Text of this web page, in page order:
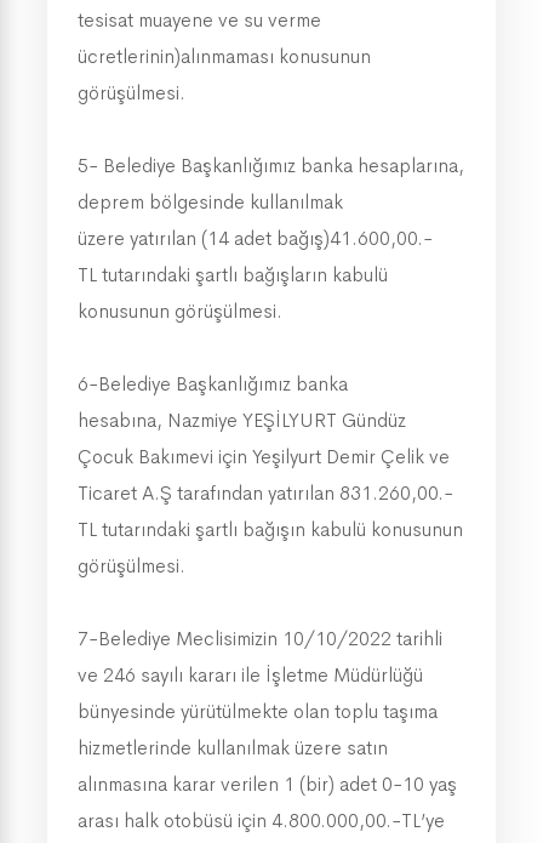
tesisat muayene ve su verme
ücretlerinin)alınmaması konusunun
görüşülmesi.
5- Belediye Başkanlığımız banka hesaplarına,
deprem bölgesinde kullanılmak
üzere yatırılan (14 adet bağış)41.600,00.-
TL tutarındaki şartlı bağışların kabulü
konusunun görüşülmesi.
6-Belediye Başkanlığımız banka
hesabına, Nazmiye YEŞİLYURT Gündüz
Çocuk Bakımevi için Yeşilyurt Demir Çelik ve
Ticaret A.Ş tarafından yatırılan 831.260,00.-
TL tutarındaki şartlı bağışın kabulü konusunun
görüşülmesi.
7-Belediye Meclisimizin 10/10/2022 tarihli
ve 246 sayılı kararı ile İşletme Müdürlüğü
bünyesinde yürütülmekte olan toplu taşıma
hizmetlerinde kullanılmak üzere satın
alınmasına karar verilen 1 (bir) adet 0-10 yaş
arası halk otobüsü için 4.800.000,00.-TL’ye